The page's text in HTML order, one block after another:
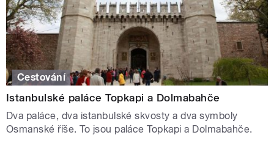
Cestování
Istanbulské paláce Topkapi a Dolmabahče
Dva paláce, dva istanbulské skvosty a dva symboly
Osmanské říše. To jsou paláce Topkapi a Dolmabahče.